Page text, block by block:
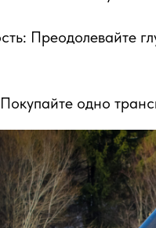
Преодолевайте
одно